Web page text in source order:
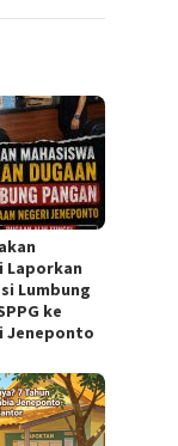
Laporkan
Lumbung
ke
Jeneponto